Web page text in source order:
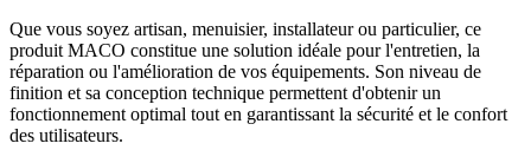
Que vous soyez artisan, menuisier, installateur ou particulier, ce
produit MACO constitue une solution idéale pour l'entretien, la
réparation ou l'amélioration de vos équipements. Son niveau de
finition et sa conception technique permettent d'obtenir un
fonctionnement optimal tout en garantissant la sécurité et le confort
des utilisateurs.